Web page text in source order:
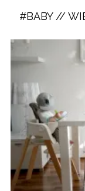
#BABY //
e
a
: